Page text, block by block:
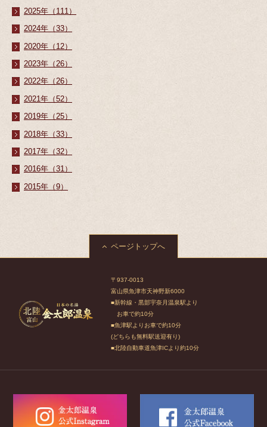
2025年（111）
2024年（33）
2020年（12）
2023年（26）
2022年（26）
2021年（52）
2019年（25）
2018年（33）
2017年（32）
2016年（31）
2015年（9）
ページトップへ
〒937-0013
富山県魚津市天神野新6000
■新幹線・黒部宇奈月温泉駅より
お車で約10分
■魚津駅よりお車で約10分
(どちらも無料駅送迎有り)
■北陸自動車道魚津ICより約10分